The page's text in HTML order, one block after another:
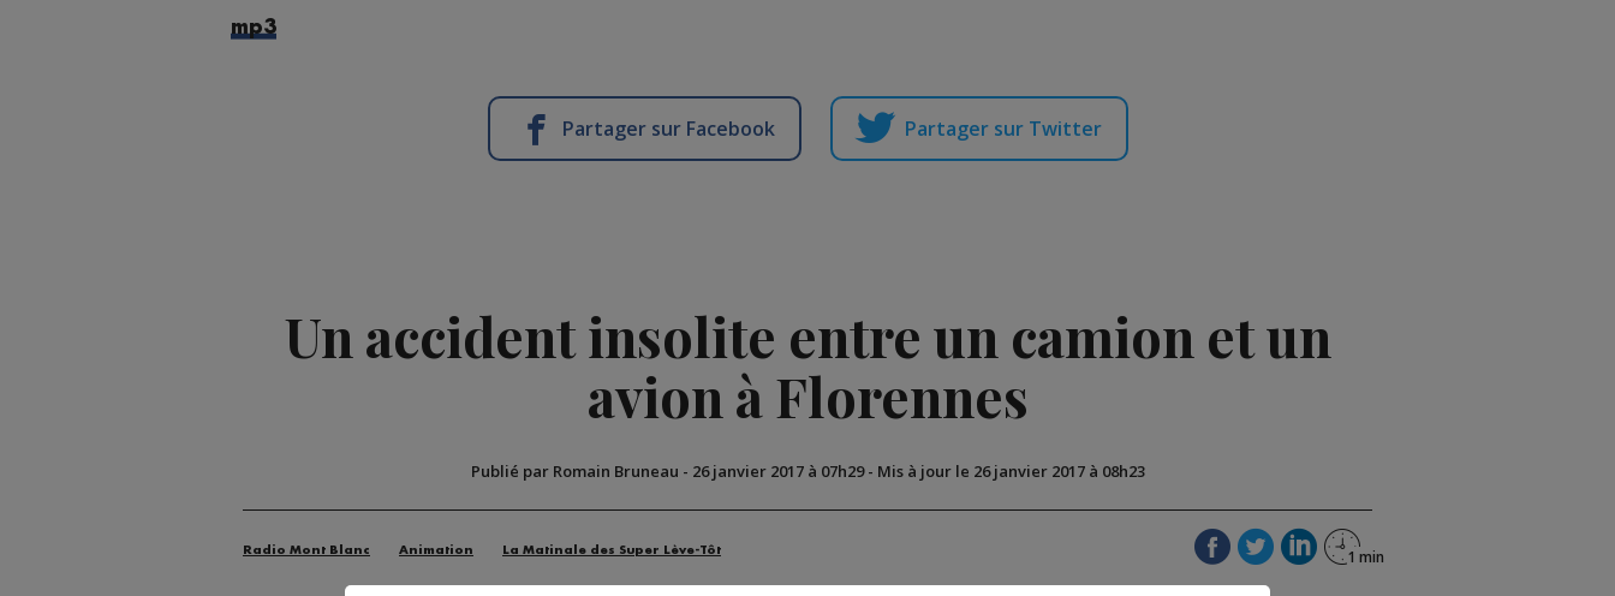
mp3
Partager sur Facebook Partager sur Twitter
Un accident insolite entre un camion et un
avion à Florennes
Publié par Romain Bruneau - 26 janvier 2017 à 07h29- Mis à jour le 26 janvier 2017 à 08h23
Radio Mont Blanc Animation La Matinale des Super Lève-Tôt